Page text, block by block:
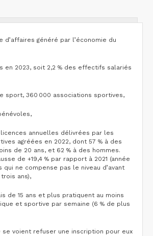
d’affaires généré par l’économie du
en 2023, soit 2,2 % des effectifs salariés
sport, 360 000 associations sportives,
annuelles délivrées par les
agréées en 2022, dont 57 % à des
de 20 ans, et 62 % à des hommes.
de +19,4 % par rapport à 2021 (année
qui ne compense pas le niveau d’avant
ans),
de 15 ans et plus pratiquent au moins
et sportive par semaine (6 % de plus
se voient refuser une inscription pour eux